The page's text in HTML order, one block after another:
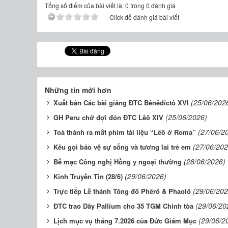
Tổng số điểm của bài viết là: 0 trong 0 đánh giá
Click để đánh giá bài viết
Những tin mới hơn
Xuất bản Các bài giảng ĐTC Bênêđíctô XVI (25/06/
GH Peru chờ đợi đón ĐTC Lêô XIV (25/06/2026)
Toà thánh ra mắt phim tài liệu “Lêô ở Roma” (27/06/
Kêu gọi bảo vệ sự sống và tương lai trẻ em (27/06/
Bế mạc Công nghị Hồng y ngoại thường (28/06/2026)
Kinh Truyền Tin (28/6) (29/06/2026)
Trực tiếp Lễ thánh Tông đồ Phêrô & Phaolô (29/06/
ĐTC trao Dây Pallium cho 35 TGM Chính tòa (29/06/
Lịch mục vụ tháng 7.2026 của Đức Giám Mục (29/06/